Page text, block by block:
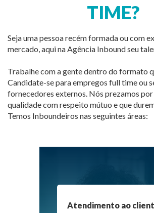
TIME?
Seja uma pessoa recém formada ou com
mercado, aqui na Agência Inbound seu
Trabalhe com a gente dentro do formato
Candidate-se para empregos full time ou
fornecedores externos. Nós prezamos
qualidade com respeito mútuo e que
Temos Inboundeiros nas seguintes áreas:
Atendimento ao